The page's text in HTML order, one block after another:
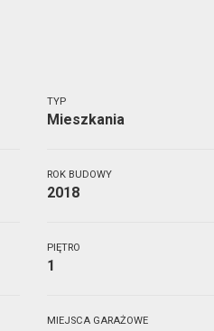
TYP
Mieszkania
ROK BUDOWY
2018
PIĘTRO
1
MIEJSCA GARAŻOWE